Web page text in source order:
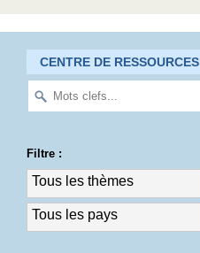
CENTRE DE RESSOURCES
Filtre :